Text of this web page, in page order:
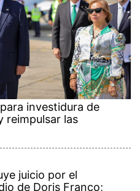
investidura de
reimpulsar las
juicio por el
de Doris Franco;